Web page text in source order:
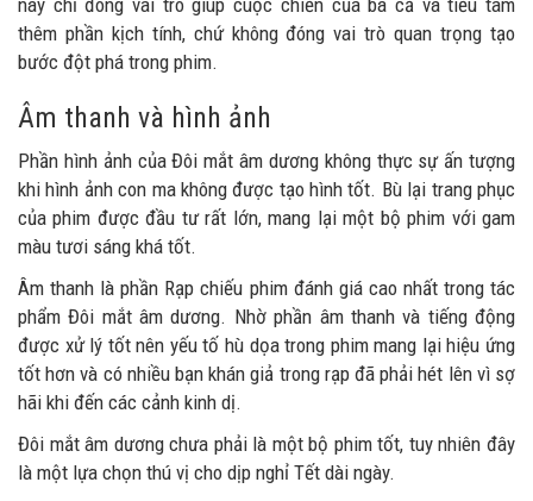
này chỉ đóng vai trò giúp cuộc chiến của bà cả và tiểu tam
thêm phần kịch tính, chứ không đóng vai trò quan trọng tạo
bước đột phá trong phim.
Âm thanh và hình ảnh
Phần hình ảnh của Đôi mắt âm dương không thực sự ấn tượng
khi hình ảnh con ma không được tạo hình tốt. Bù lại trang phục
của phim được đầu tư rất lớn, mang lại một bộ phim với gam
màu tươi sáng khá tốt.
Âm thanh là phần Rạp chiếu phim đánh giá cao nhất trong tác
phẩm Đôi mắt âm dương. Nhờ phần âm thanh và tiếng động
được xử lý tốt nên yếu tố hù dọa trong phim mang lại hiệu ứng
tốt hơn và có nhiều bạn khán giả trong rạp đã phải hét lên vì sợ
hãi khi đến các cảnh kinh dị.
Đôi mắt âm dương chưa phải là một bộ phim tốt, tuy nhiên đây
là một lựa chọn thú vị cho dịp nghỉ Tết dài ngày.